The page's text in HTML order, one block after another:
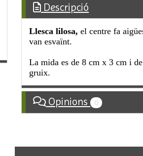
Descripció
Llesca lilosa, el centre fa
van esvaïnt.
La mida es de 8 cm x 3 cm i
gruix.
Opinions 0